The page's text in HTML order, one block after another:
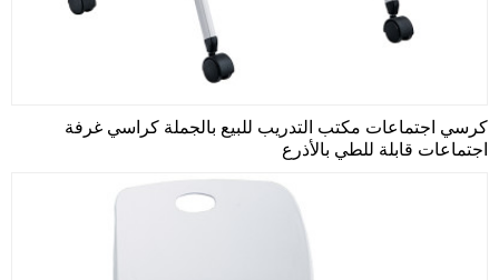
كرسي اجتماعات مكتب التدريب للبيع بالجملة كراسي غرفة
اجتماعات قابلة للطي بالأذرع